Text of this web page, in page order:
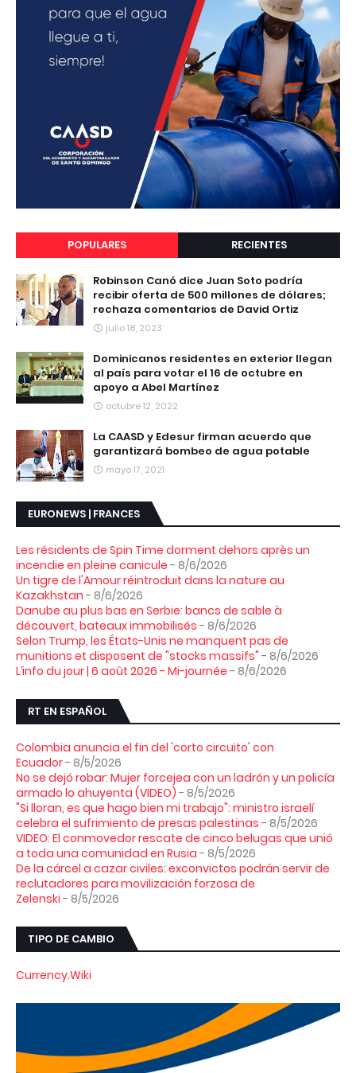
POPULARES RECIENTES
Robinson Canó dice Juan Soto podría
recibir oferta de 500 millones de dólares;
rechaza comentarios de David Ortiz
julio 18, 2023
Dominicanos residentes en exterior llegan
al país para votar el 16 de octubre en
apoyo a Abel Martínez
octubre 12, 2022
La CAASD y Edesur firman acuerdo que
garantizará bombeo de agua potable
mayo 17, 2021
EURONEWS | FRANCES
Les résidents de Spin Time dorment dehors après un
incendie en pleine canicule - 8/6/2026
Un tigre de l'Amour réintroduit dans la nature au
Kazakhstan - 8/6/2026
Danube au plus bas en Serbie: bancs de sable à
découvert, bateaux immobilisés - 8/6/2026
Selon Trump, les États-Unis ne manquent pas de
munitions et disposent de "stocks massifs" - 8/6/2026
L’info du jour | 6 août 2026 - Mi-journée - 8/6/2026
RT EN ESPAÑOL
Colombia anuncia el fin del 'corto circuito' con
Ecuador- 8/5/2026
No se dejó robar: Mujer forcejea con un ladrón y un policía
armado lo ahuyenta (VIDEO) - 8/5/2026
"Si lloran, es que hago bien mi trabajo": ministro israelí
celebra el sufrimiento de presas palestinas - 8/5/2026
VIDEO: El conmovedor rescate de cinco belugas que unió
a toda una comunidad en Rusia - 8/5/2026
De la cárcel a cazar civiles: exconvictos podrán servir de
reclutadores para movilización forzosa de
Zelenski - 8/5/2026
TIPO DE CAMBIO
Currency.Wiki